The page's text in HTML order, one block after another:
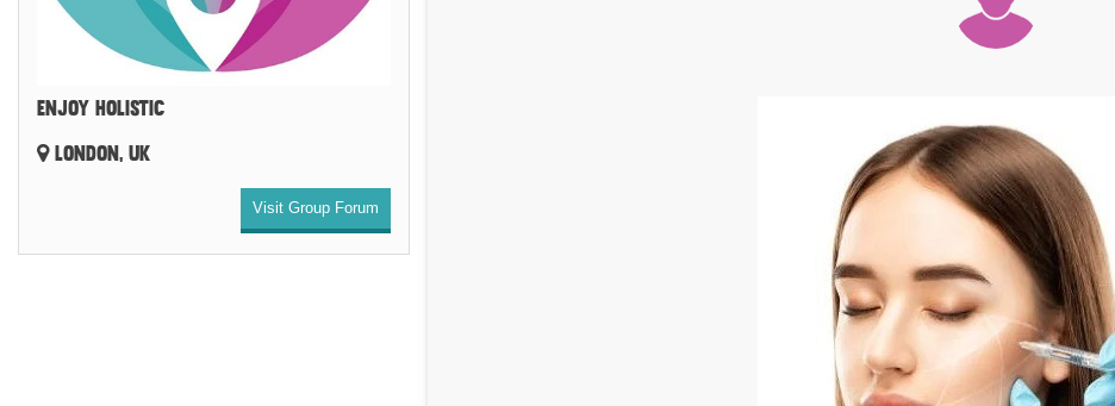
ENJOY HOLISTIC
LONDON, UK
Visit Group Forum